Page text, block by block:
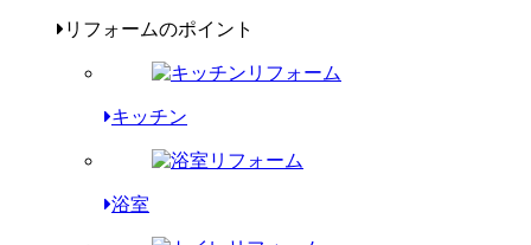
リフォームのポイント
キッチン
浴室